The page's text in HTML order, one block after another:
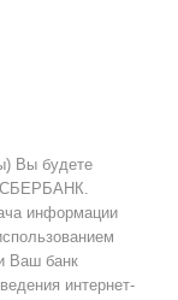
Вы будете
информации
Ваш банк
интернет-